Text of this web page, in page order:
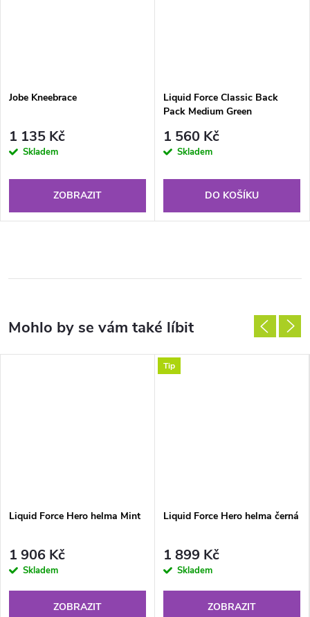
Jobe Kneebrace
1 135 Kč
Skladem
ZOBRAZIT
Liquid Force Classic Back
Pack Medium Green
1 560 Kč
Skladem
DO KOŠÍKU
Liquid Force Hero helma Mint
1 906 Kč
Skladem
ZOBRAZIT
Tip
Liquid Force Hero helma černá
1 899 Kč
Skladem
ZOBRAZIT